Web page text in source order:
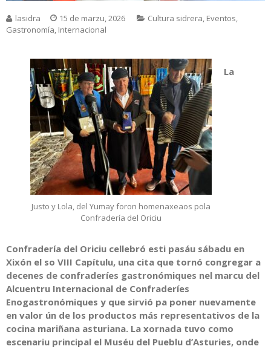
lasidra 15 de marzu, 2026 Cultura sidrera, Eventos,
Gastronomía, Internacional
Justo y Lola, del Yumay foron homenaxeaos pola
Confradería del Oriciu
La
Confradería del Oriciu cellebró esti pasáu sábadu en
Xixón el so VIII Capítulu, una cita que tornó congregar a
decenes de confraderíes gastronómiques nel marcu del
Alcuentru Internacional de Confraderíes
Enogastronómiques y que sirvió pa poner nuevamente
en valor ún de los productos más representativos de la
cocina mariñana asturiana. La xornada tuvo como
escenariu principal el Muséu del Pueblu d’Asturies, onde